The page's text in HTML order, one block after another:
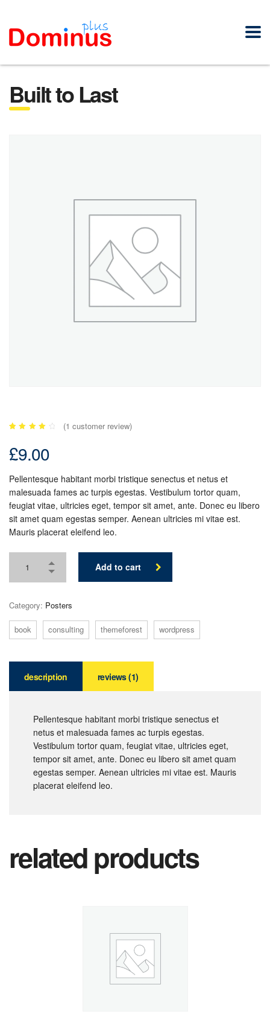
Built to Last
out of
5
based
customer
rating
(1 customer review)
£9.00
Pellentesque habitant morbi tristique senectus et netus et
malesuada fames ac turpis egestas. Vestibulum tortor quam,
feugiat vitae, ultricies eget, tempor sit amet, ante. Donec eu libero
sit amet quam egestas semper. Aenean ultricies mi vitae est.
Mauris placerat eleifend leo.
Add to cart
Category: Posters
book consulting themeforest wordpress
description reviews (1)
Pellentesque habitant morbi tristique senectus et
netus et malesuada fames ac turpis egestas.
Vestibulum tortor quam, feugiat vitae, ultricies eget,
tempor sit amet, ante. Donec eu libero sit amet quam
egestas semper. Aenean ultricies mi vitae est. Mauris
placerat eleifend leo.
related products